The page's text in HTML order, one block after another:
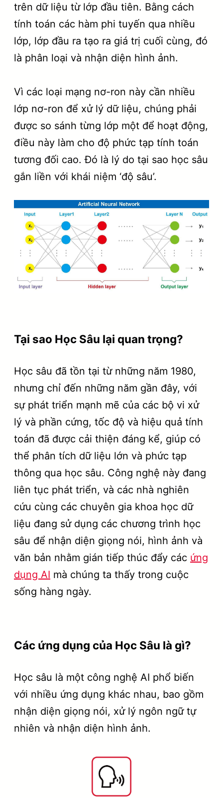
trên dữ liệu từ lớp đầu tiên. Bằng cách
tính toán các hàm phi tuyến qua nhiều
lớp, lớp đầu ra tạo ra giá trị cuối cùng, đó
là phân loại và nhận diện hình ảnh.
Vì các loại mạng nơ-ron này cần nhiều
lớp nơ-ron để xử lý dữ liệu, chúng phải
được so sánh từng lớp một để hoạt động,
điều này làm cho độ phức tạp tính toán
tương đối cao. Đó là lý do tại sao học sâu
gắn liền với khái niệm ‘độ sâu’.
Tại sao Học Sâu lại quan trọng?
Học sâu đã tồn tại từ những năm 1980,
nhưng chỉ đến những năm gần đây, với
sự phát triển mạnh mẽ của các bộ vi xử
lý và phần cứng, tốc độ và hiệu quả tính
toán đã được cải thiện đáng kể, giúp có
thể phân tích dữ liệu lớn và phức tạp
thông qua học sâu. Công nghệ này đang
liên tục phát triển, và các nhà nghiên
cứu cùng các chuyên gia khoa học dữ
liệu đang sử dụng các chương trình học
sâu để nhận diện giọng nói, hình ảnh và
văn bản nhằm gián tiếp thúc đẩy các ứng
dụng AI mà chúng ta thấy trong cuộc
sống hàng ngày.
Các ứng dụng của Học Sâu là gì?
Học sâu là một công nghệ AI phổ biến
với nhiều ứng dụng khác nhau, bao gồm
nhận diện giọng nói, xử lý ngôn ngữ tự
nhiên và nhận diện hình ảnh.